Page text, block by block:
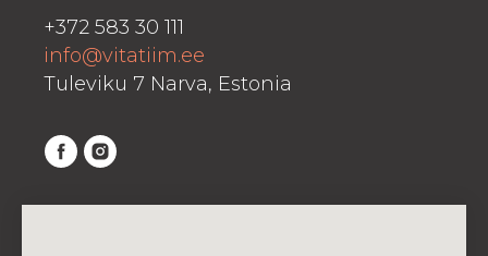
+372 583 30 111
info@vitatiim.ee
Tuleviku 7 Narva, Estonia